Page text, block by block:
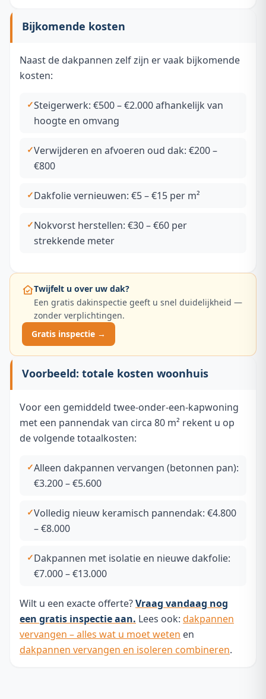
Bijkomende kosten
Naast de dakpannen zelf zijn er vaak bijkomende
kosten:
Steigerwerk: €500 – €2.000 afhankelijk van
hoogte en omvang
Verwijderen en afvoeren oud dak: €200 –
€800
Dakfolie vernieuwen: €5 – €15 per m²
Nokvorst herstellen: €30 – €60 per
strekkende meter
Twijfelt u over uw dak?
Een gratis dakinspectie geeft u snel duidelijkheid —
zonder verplichtingen.
Gratis inspectie →
Voorbeeld: totale kosten woonhuis
Voor een gemiddeld twee-onder-een-kapwoning
met een pannendak van circa 80 m² rekent u op
de volgende totaalkosten:
Alleen dakpannen vervangen (betonnen pan):
€3.200 – €5.600
Volledig nieuw keramisch pannendak: €4.800
– €8.000
Dakpannen met isolatie en nieuwe dakfolie:
€7.000 – €13.000
Wilt u een exacte offerte?Vraag vandaag nog
een gratis inspectie aan. Lees ook: dakpannen
vervangen – alles wat u moet weten en
dakpannen vervangen en isoleren combineren.